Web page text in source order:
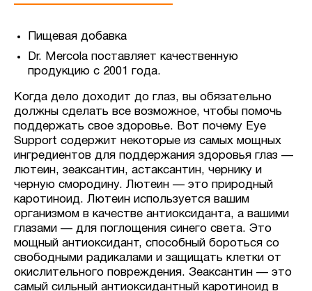
Пищевая добавка
Dr. Mercola поставляет качественную
продукцию с 2001 года.
Когда дело доходит до глаз, вы обязательно
должны сделать все возможное, чтобы помочь
поддержать свое здоровье. Вот почему Eye
Support содержит некоторые из самых мощных
ингредиентов для поддержания здоровья глаз —
лютеин, зеаксантин, астаксантин, чернику и
черную смородину. Лютеин — это природный
каротиноид. Лютеин используется вашим
организмом в качестве антиоксиданта, а вашими
глазами — для поглощения синего света. Это
мощный антиоксидант, способный бороться со
свободными радикалами и защищать клетки от
окислительного повреждения. Зеаксантин — это
самый сильный антиоксидантный каротиноид в